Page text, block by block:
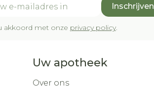
Inschrijven
akkoord met onze privacy policy.
Uw apotheek
Over ons